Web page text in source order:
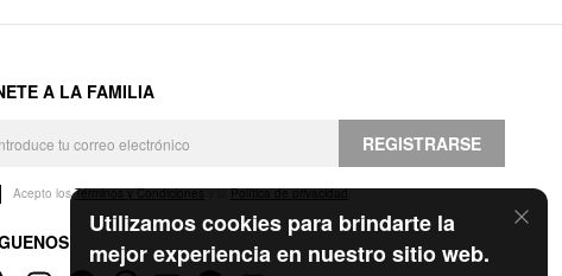
Utilizamos cookies para brindarte la
mejor experiencia en nuestro sitio web.
A LA FAMILIA
REGISTRARSE
Acepto losTérminos y Condicionesy laPolítica de privacidad.